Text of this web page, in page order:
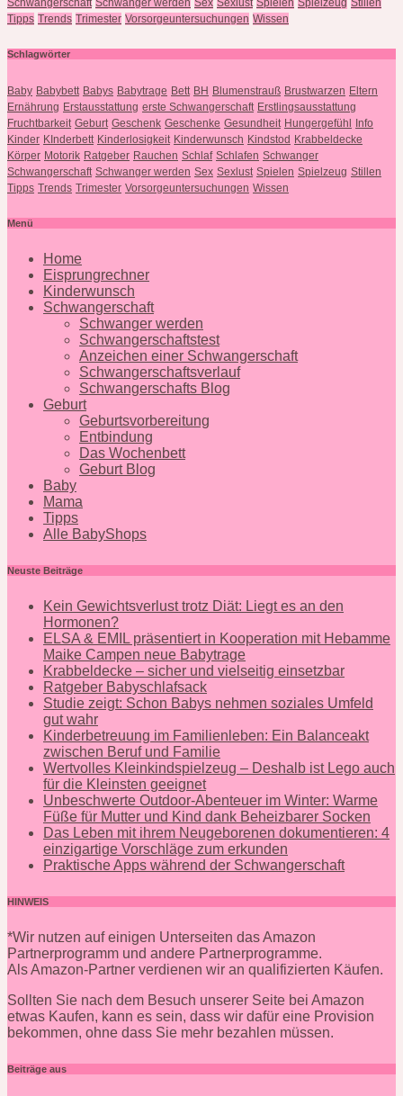
Schwangerschaft Schwanger werden Sex Sexlust Spielen Spielzeug Stillen
Tipps Trends Trimester Vorsorgeuntersuchungen Wissen
Schlagwörter
Baby Babybett Babys Babytrage Bett BH Blumenstrauß Brustwarzen Eltern
Ernährung Erstausstattung erste Schwangerschaft Erstlingsausstattung
Fruchtbarkeit Geburt Geschenk Geschenke Gesundheit Hungergefühl
Info
Kinder KInderbett Kinderlosigkeit Kinderwunsch Kindstod Krabbeldecke
Körper Motorik Ratgeber Rauchen Schlaf Schlafen Schwanger
Schwangerschaft Schwanger werden Sex Sexlust Spielen Spielzeug Stillen
Tipps Trends Trimester Vorsorgeuntersuchungen Wissen
Menü
Home
Eisprungrechner
Kinderwunsch
Schwangerschaft
Schwanger werden
Schwangerschaftstest
Anzeichen einer Schwangerschaft
Schwangerschaftsverlauf
Schwangerschafts Blog
Geburt
Geburtsvorbereitung
Entbindung
Das Wochenbett
Geburt Blog
Baby
Mama
Tipps
Alle BabyShops
Neuste Beiträge
Kein Gewichtsverlust trotz Diät: Liegt es an den
Hormonen?
ELSA & EMIL präsentiert in Kooperation mit Hebamme
Maike Campen neue Babytrage
Krabbeldecke – sicher und vielseitig einsetzbar
Ratgeber Babyschlafsack
Studie zeigt: Schon Babys nehmen soziales Umfeld
gut wahr
Kinderbetreuung im Familienleben: Ein Balanceakt
zwischen Beruf und Familie
Wertvolles Kleinkindspielzeug – Deshalb ist Lego auch
für die Kleinsten geeignet
Unbeschwerte Outdoor-Abenteuer im Winter: Warme
Füße für Mutter und Kind dank Beheizbarer Socken
Das Leben mit ihrem Neugeborenen dokumentieren: 4
einzigartige Vorschläge zum erkunden
Praktische Apps während der Schwangerschaft
HINWEIS
*Wir nutzen auf einigen Unterseiten das Amazon
Partnerprogramm und andere Partnerprogramme.
Als Amazon-Partner verdienen wir an qualifizierten Käufen.
Sollten Sie nach dem Besuch unserer Seite bei Amazon
etwas Kaufen, kann es sein, dass wir dafür eine Provision
bekommen, ohne dass Sie mehr bezahlen müssen.
Beiträge aus